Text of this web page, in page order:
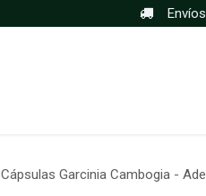
Envíos
Cápsulas Garcinia Cambogia -